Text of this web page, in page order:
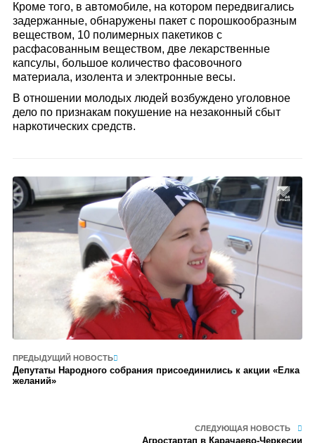
Кроме того, в автомобиле, на котором передвигались
задержанные, обнаружены пакет с порошкообразным
веществом, 10 полимерных пакетиков с
расфасованным веществом, две лекарственные
капсулы, большое количество фасовочного
материала, изолента и электронные весы.
В отношении молодых людей возбуждено уголовное
дело по признакам покушение на незаконный сбыт
наркотических средств.
ПРЕДЫДУЩИЙ НОВОСТЬ
Депутаты Народного собрания присоединились к акции «Елка
желаний»
СЛЕДУЮЩАЯ НОВОСТЬ
Агростартап в Карачаево-Черкесии